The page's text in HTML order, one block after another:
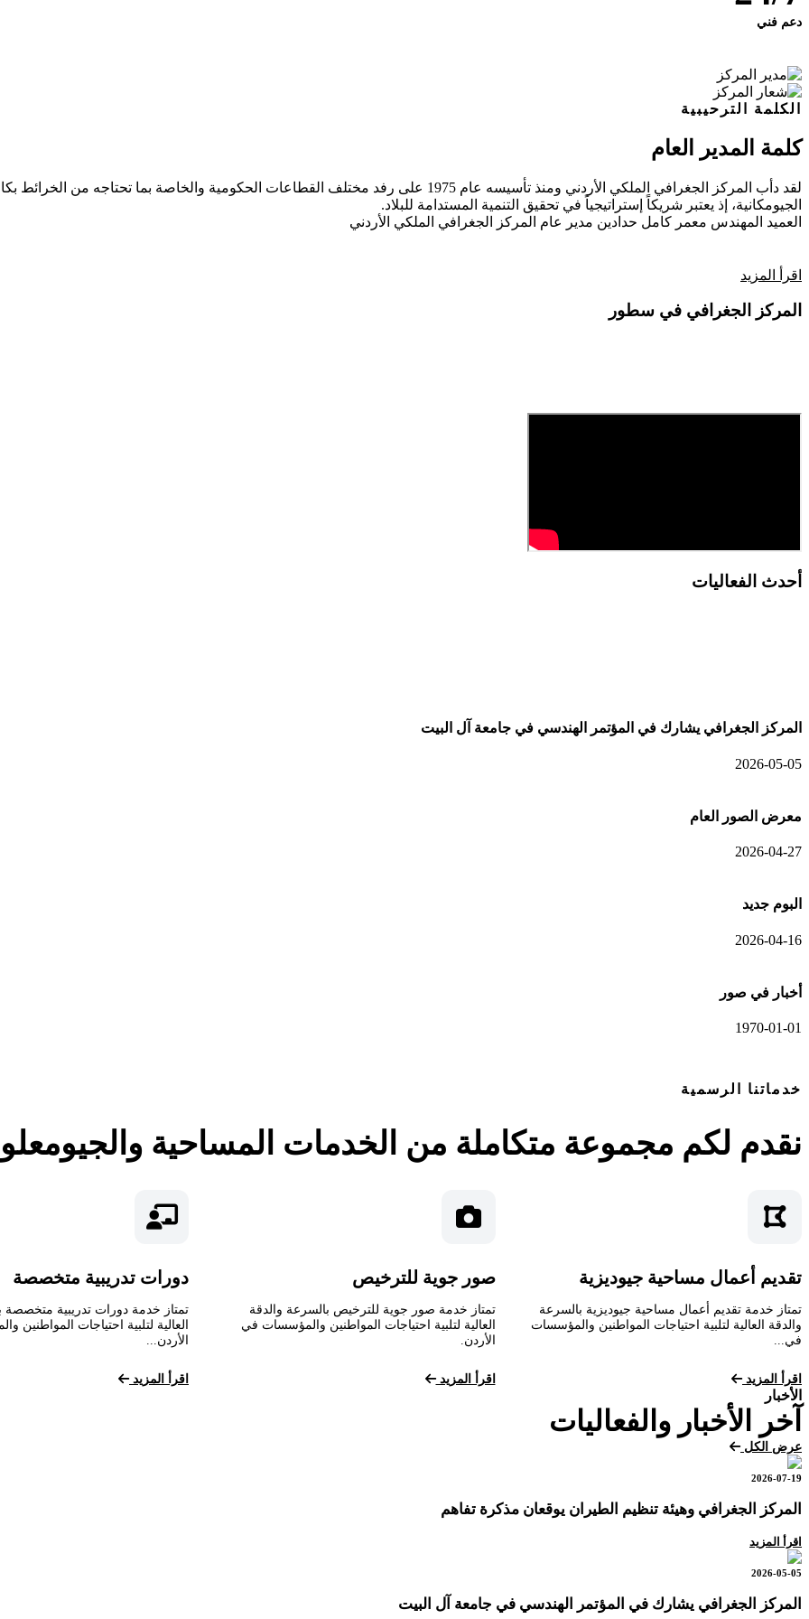
دعم فني
الكلمة الترحيبية
كلمة المدير العام
لقد دأب المركز الجغرافي الملكي الأردني ومنذ تأسيسه عام 1975 على رفد مختلف القطاعات الحكومية
الجيومكانية، إذ يعتبر شريكاً إستراتيجياً في تحقيق التنمية المستدامة للبلاد.
العميد المهندس معمر كامل حدادين مدير عام المركز الجغرافي الملكي الأردني
اقرأ المزيد
المركز الجغرافي في سطور
أحدث الفعاليات
المركز الجغرافي يشارك في المؤتمر الهندسي في جامعة آل البيت
2026-05-05
معرض الصور العام
2026-04-27
البوم جديد
2026-04-16
أخبار في صور
1970-01-01
خدماتنا الرسمية
نقدم لكم مجموعة متكاملة من الخدمات المساحية
تقديم أعمال مساحية جيوديزية
تمتاز خدمة تقديم أعمال مساحية جيوديزية بالسرعة
والدقة العالية لتلبية احتياجات المواطنين والمؤسسات
في...
اقرأ المزيد
صور جوية للترخيص
تمتاز خدمة صور جوية للترخيص بالسرعة والدقة
العالية لتلبية احتياجات المواطنين والمؤسسات في
الأردن.
اقرأ المزيد
دورات تدريبية متخصصة
تمتاز خدمة دورات تدريبية متخصصة
العالية لتلبية احتياجات المواطنين
الأردن...
اقرأ المزيد
الأخبار
آخر الأخبار والفعاليات
عرض الكل
2026-07-19
المركز الجغرافي وهيئة تنظيم الطيران يوقعان مذكرة تفاهم
اقرأ المزيد
2026-05-05
المركز الجغرافي يشارك في المؤتمر الهندسي في جامعة آل البيت